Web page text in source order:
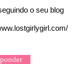
o seu blog